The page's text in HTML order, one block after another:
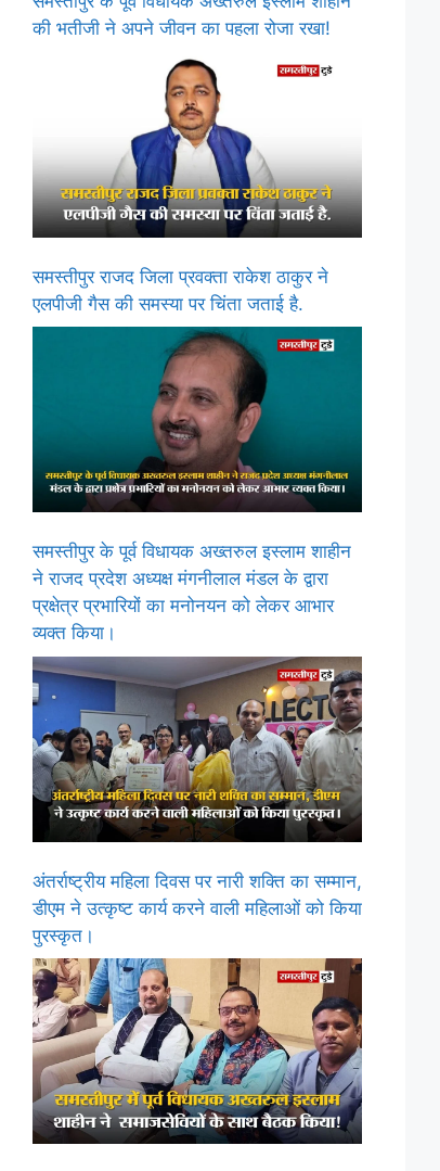
की भतीजी ने अपने जीवन का पहला रोजा रखा!
समस्तीपुर राजद जिला प्रवक्ता राकेश ठाकुर ने
एलपीजी गैस की समस्या पर चिंता जताई है.
समस्तीपुर के पूर्व विधायक अख्तरुल इस्लाम शाहीन
ने राजद प्रदेश अध्यक्ष मंगनीलाल मंडल के द्वारा
प्रक्षेत्र प्रभारियों का मनोनयन को लेकर आभार
व्यक्त किया।
अंतर्राष्ट्रीय महिला दिवस पर नारी शक्ति का सम्मान,
डीएम ने उत्कृष्ट कार्य करने वाली महिलाओं को किया
पुरस्कृत।